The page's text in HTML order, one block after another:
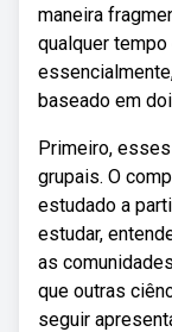
maneira
qualquer tempo
baseado em
Primeiro,
grupais. O
estudado a
estudar,
as
que outras
seguir